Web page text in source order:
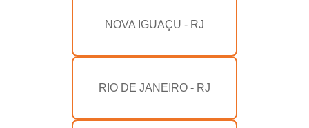
NOVA IGUAÇU - RJ
RIO DE JANEIRO - RJ